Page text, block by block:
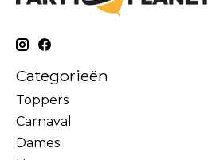
Categorieën
Toppers
Carnaval
Dames